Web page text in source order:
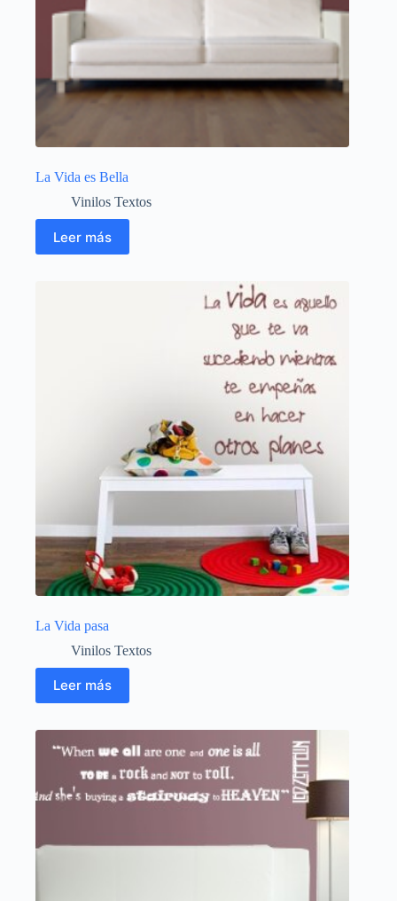
La Vida es Bella
Vinilos Textos
Leer más
La Vida pasa
Vinilos Textos
Leer más